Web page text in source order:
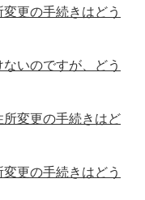
更の手続きはどう
いのですが、どう
変更の手続きはど
更の手続きはどう